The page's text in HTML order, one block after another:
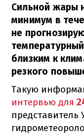
Сильной жары
минимум в
не
близким к
резкого
Такую
интервью для
представитель